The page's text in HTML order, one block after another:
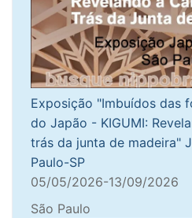
Exposição "Imbuídos das
do Japão - KIGUMI:
trás da junta de madeira"
Paulo-SP
05/05/2026-13/09/2026
São Paulo